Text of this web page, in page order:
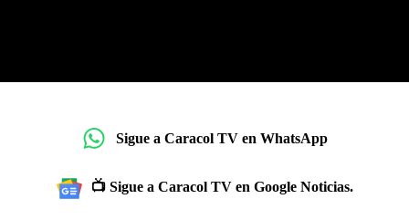
Sigue a Caracol TV en WhatsApp
📺 Sigue a Caracol TV en Google Noticias.